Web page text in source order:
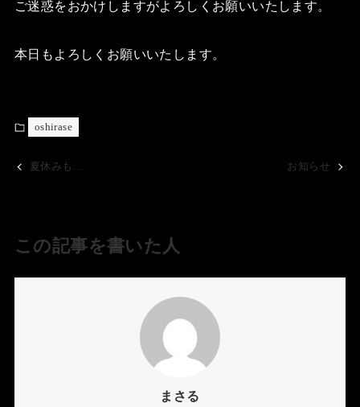
ご迷惑をおかけしますがよろしくお願いいたします。
本日もよろしくお願いいたします。
oshirase
夏休みも… お知らせ
この記事を書いた人
まさる